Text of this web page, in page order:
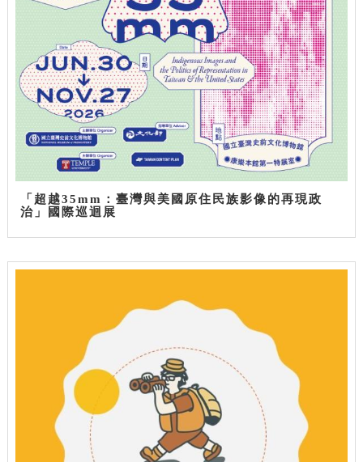
「超越35mm：臺灣與美國原住民族影像的再現政
治」國際巡迴展